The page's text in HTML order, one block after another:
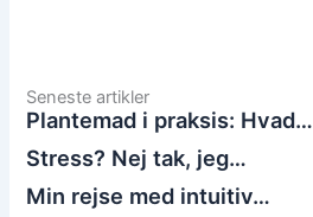
Seneste artikler
Plantemad i praksis: Hvad…
Stress? Nej tak, jeg…
Min rejse med intuitiv…